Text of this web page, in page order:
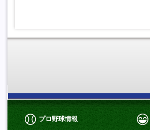
プロ野球情報